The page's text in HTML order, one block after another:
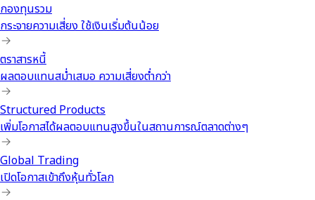
กองทุนรวม
กระจายความเสี่ยง ใช้เงินเริ่มต้นน้อย
ตราสารหนี้
ผลตอบแทนสม่ำเสมอ ความเสี่ยงต่ำกว่า
Structured Products
เพิ่มโอกาสได้ผลตอบแทนสูงขึ้นในสถานการณ์ตลาดต่างๆ
Global Trading
เปิดโอกาสเข้าถึงหุ้นทั่วโลก